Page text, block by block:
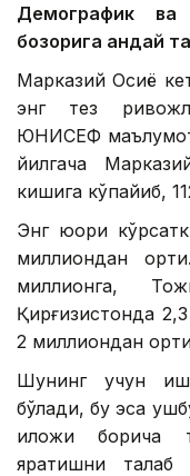
Демографик ва
бозорига қандай
Марказий Осиё
энг тез
ЮНИCEФ
йилгача
кишига кўпайиб,
Энг юқори
миллиондан
миллионга,
Қирғизистонда
2 миллиондан
Шунинг учун иш
бўлади, бу эса
иложи борича
яратишни талаб